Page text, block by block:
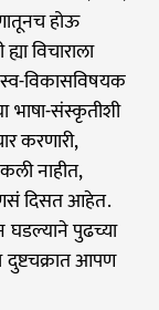
होऊ
विचाराला
विकासविषयक
भाषा-संस्कृतीशी
करणारी,
नाहीत,
दिसत आहेत.
घडल्याने पुढच्या
दुष्टचक्रात आपण